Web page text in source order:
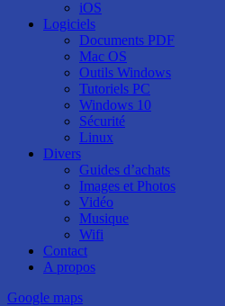
iOS
Logiciels
Documents PDF
Mac OS
Outils Windows
Tutoriels PC
Windows 10
Sécurité
Linux
Divers
Guides d’achats
Images et Photos
Vidéo
Musique
Wifi
Contact
A propos
Google maps